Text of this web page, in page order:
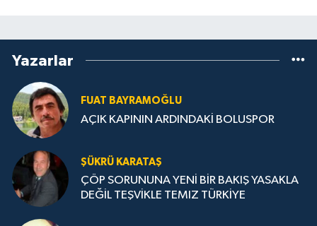
Yazarlar
FUAT BAYRAMOĞLU
AÇIK KAPININ ARDINDAKİ BOLUSPOR
ŞÜKRÜ KARATAŞ
ÇÖP SORUNUNA YENİ BİR BAKIŞ YASAKLA
DEĞİL TEŞVİKLE TEMIZ TÜRKİYE